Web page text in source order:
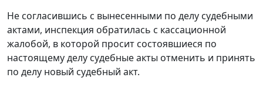
Не согласившись с вынесенными по делу судебными
актами, инспекция обратилась с кассационной
жалобой, в которой просит состоявшиеся по
настоящему делу судебные акты отменить и принять
по делу новый судебный акт.